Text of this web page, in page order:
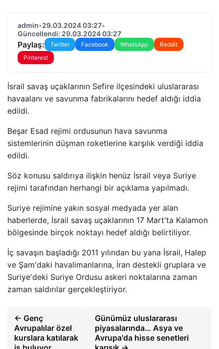
admin•29.03.2024 03:27•
Güncellendi: 29.03.2024 03:27
Paylaş: Twitter Facebook WhatsApp
Reddit
Pinterest
İsrail savaş uçaklarının Sefire ilçesindeki uluslararası
havaalanı ve savunma fabrikalarını hedef aldığı iddia
edildi.
Beşar Esad rejimi ordusunun hava savunma
sistemlerinin düşman roketlerine karşılık verdiği iddia
edildi.
Söz konusu saldırıya ilişkin henüz İsrail veya Suriye
rejimi tarafından herhangi bir açıklama yapılmadı.
Suriye rejimine yakın sosyal medyada yer alan
haberlerde, İsrail savaş uçaklarının 17 Mart'ta Kalamon
bölgesinde birçok noktayı hedef aldığı belirtiliyor.
İç savaşın başladığı 2011 yılından bu yana İsrail, Halep
ve Şam'daki havalimanlarına, İran destekli gruplara ve
Suriye'deki Suriye Ordusu askeri noktalarına zaman
zaman saldırılar gerçekleştiriyor.
← Genç
Avrupalılar özel
kurslara katılarak
Günümüz uluslararası
piyasalarında… Asya ve
Avrupa'da hisse senetleri